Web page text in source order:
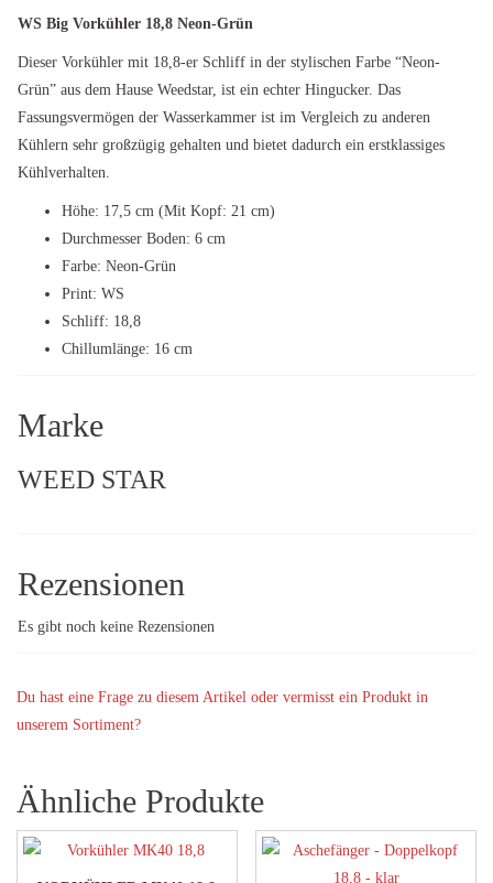
WS Big Vorkühler 18,8 Neon-Grün
Dieser Vorkühler mit 18,8-er Schliff in der stylischen Farbe “Neon-
Grün” aus dem Hause Weedstar, ist ein echter Hingucker. Das
Fassungsvermögen der Wasserkammer ist im Vergleich zu anderen
Kühlern sehr großzügig gehalten und bietet dadurch ein erstklassiges
Kühlverhalten.
Höhe: 17,5 cm (Mit Kopf: 21 cm)
Durchmesser Boden: 6 cm
Farbe: Neon-Grün
Print: WS
Schliff: 18,8
Chillumlänge: 16 cm
Marke
WEED STAR
Rezensionen
Es gibt noch keine Rezensionen
Du hast eine Frage zu diesem Artikel oder vermisst ein Produkt in
unserem Sortiment?
Ähnliche Produkte